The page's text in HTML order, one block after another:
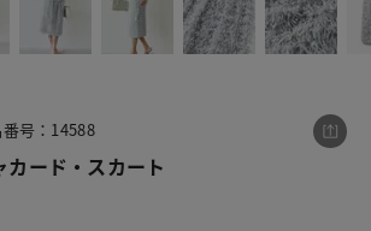
号：14588
カード・スカート
する